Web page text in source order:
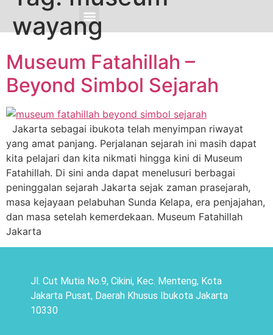
wayang
Museum Fatahillah –
Beyond Simbol Sejarah
Jakarta sebagai ibukota telah menyimpan riwayat
yang amat panjang. Perjalanan sejarah ini masih dapat
kita pelajari dan kita nikmati hingga kini di Museum
Fatahillah. Di sini anda dapat menelusuri berbagai
peninggalan sejarah Jakarta sejak zaman prasejarah,
masa kejayaan pelabuhan Sunda Kelapa, era penjajahan,
dan masa setelah kemerdekaan. Museum Fatahillah
Jakarta
Jl. Cut Mutia No.9, Cikini, Kec. Menteng, Kota
Jakarta Pusat, Daerah Khusus Ibukota Jakarta
10330